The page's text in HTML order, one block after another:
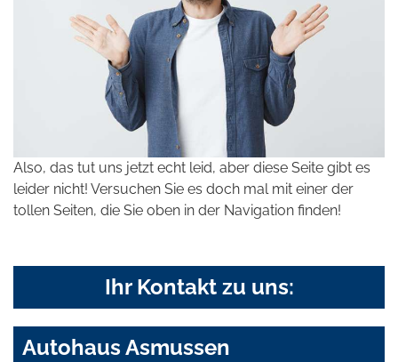
Also, das tut uns jetzt echt leid, aber diese Seite gibt es
leider nicht! Versuchen Sie es doch mal mit einer der
tollen Seiten, die Sie oben in der Navigation finden!
Ihr Kontakt zu uns:
Autohaus Asmussen